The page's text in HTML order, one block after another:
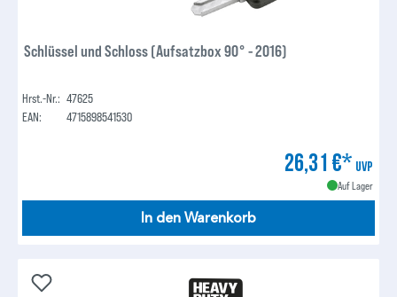
Schlüssel und Schloss (Aufsatzbox 90° - 2016)
Hrst.-Nr.: 47625
EAN:
4715898541530
26,31 €* UVP
Auf Lager
In den Warenkorb